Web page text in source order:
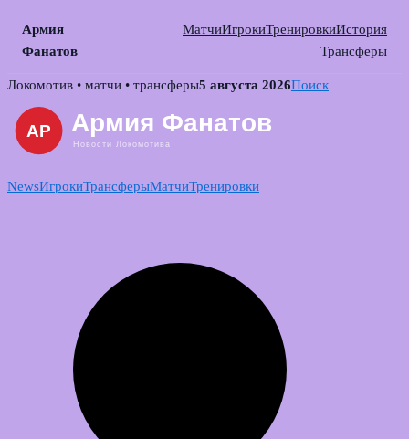
Армия
Фанатов
МатчиИгрокиТренировкиИстория
Трансферы
Skip
content
Локомотив • матчи • трансферы5 августа 2026Поиск
NewsИгрокиТрансферыМатчиТренировки